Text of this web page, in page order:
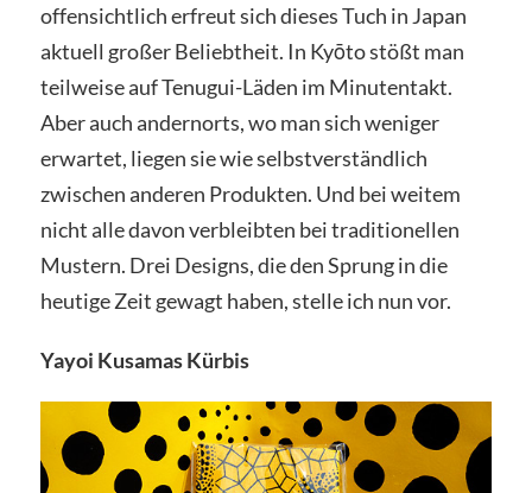
offensichtlich erfreut sich dieses Tuch in Japan
aktuell großer Beliebtheit. In Kyōto stößt man
teilweise auf Tenugui-Läden im Minutentakt.
Aber auch andernorts, wo man sich weniger
erwartet, liegen sie wie selbstverständlich
zwischen anderen Produkten. Und bei weitem
nicht alle davon verbleibten bei traditionellen
Mustern. Drei Designs, die den Sprung in die
heutige Zeit gewagt haben, stelle ich nun vor.
Yayoi Kusamas Kürbis